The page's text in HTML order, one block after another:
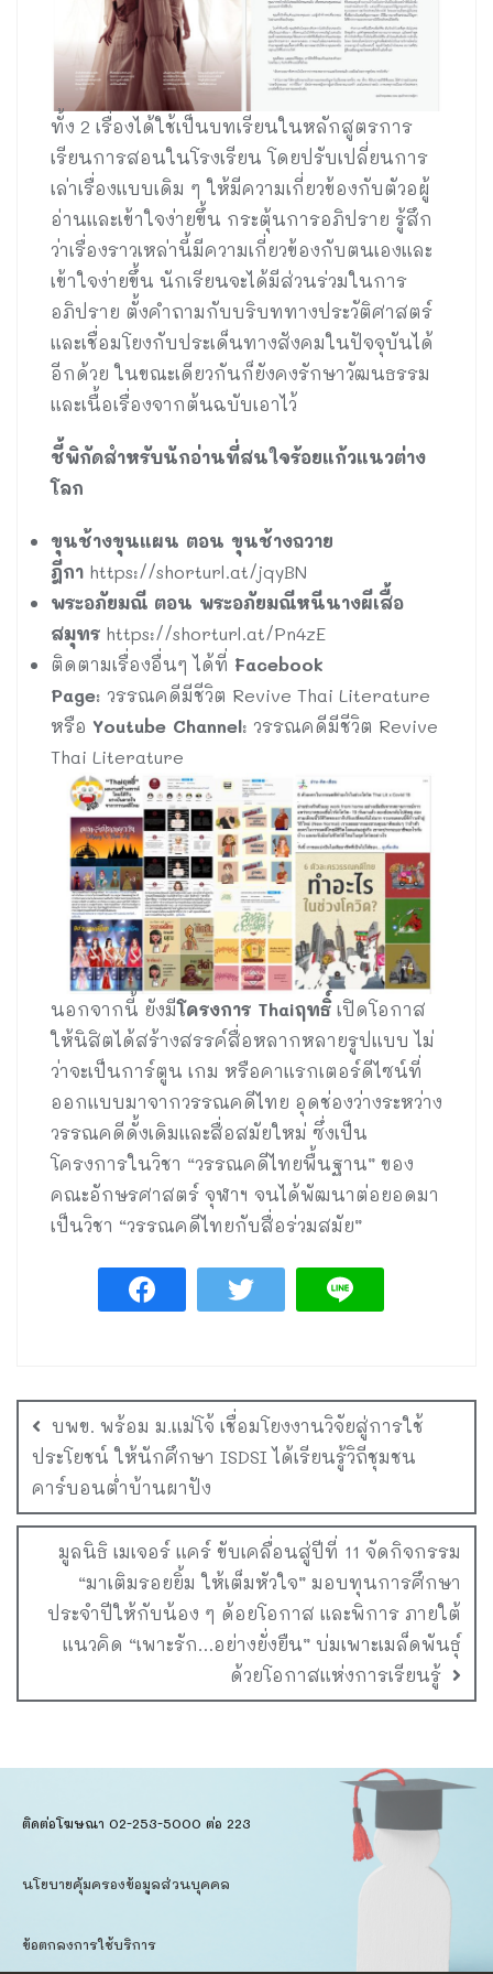
ทั้ง 2 เรื่องได้ใช้เป็นบทเรียนในหลักสูตรการ
เรียนการสอนในโรงเรียน โดยปรับเปลี่ยนการ
เล่าเรื่องแบบเดิม ๆ ให้มีความเกี่ยวข้องกับตัวอผู้
อ่านและเข้าใจง่ายขึ้น กระตุ้นการอภิปราย รู้สึก
ว่าเรื่องราวเหล่านี้มีความเกี่ยวข้องกับตนเองและ
เข้าใจง่ายขึ้น นักเรียนจะได้มีส่วนร่วมในการ
อภิปราย ตั้งคำถามกับบริบททางประวัติศาสตร์
และเชื่อมโยงกับประเด็นทางสังคมในปัจจุบันได้
อีกด้วย ในขณะเดียวกันก็ยังคงรักษาวัฒนธรรม
และเนื้อเรื่องจากต้นฉบับเอาไว้
ชี้พิกัดสำหรับนักอ่านที่สนใจร้อยแก้วแนวต่าง
โลก
ขุนช้างขุนแผน ตอน ขุนช้างถวาย
ฎีกา https://shorturl.at/jqyBN
พระอภัยมณี ตอน พระอภัยมณีหนีนางผีเสื้อ
สมุทร https://shorturl.at/Pn4zE
ติดตามเรื่องอื่นๆ ได้ที่ Facebook
Page: วรรณคดีมีชีวิต Revive Thai Literature
หรือ Youtube Channel: วรรณคดีมีชีวิต Revive
Thai Literature
นอกจากนี้ ยังมีโครงการ Thaiฤทธิ์เปิดโอกาส
ให้นิสิตได้สร้างสรรค์สื่อหลากหลายรูปแบบ ไม่
ว่าจะเป็นการ์ตูน เกม หรือคาแรกเตอร์ดีไซน์ที่
ออกแบบมาจากวรรณคดีไทย อุดช่องว่างระหว่าง
วรรณคดีดั้งเดิมและสื่อสมัยใหม่ ซึ่งเป็น
โครงการในวิชา “วรรณคดีไทยพื้นฐาน” ของ
คณะอักษรศาสตร์ จุฬาฯ จนได้พัฒนาต่อยอดมา
เป็นวิชา “วรรณคดีไทยกับสื่อร่วมสมัย”
บพข. พร้อม ม.แม่โจ้ เชื่อมโยงงานวิจัยสู่การใช้
ประโยชน์ ให้นักศึกษา ISDSI ได้เรียนรู้วิถีชุมชน
คาร์บอนต่ำบ้านผาปัง
มูลนิธิ เมเจอร์ แคร์ ขับเคลื่อนสู่ปีที่ 11 จัดกิจกรรม
“มาเติมรอยยิ้ม ให้เต็มหัวใจ” มอบทุนการศึกษา
ประจำปีให้กับน้อง ๆ ด้อยโอกาส และพิการ ภายใต้
แนวคิด “เพาะรัก…อย่างยั่งยืน” บ่มเพาะเมล็ดพันธุ์
ด้วยโอกาสแห่งการเรียนรู้
ติดต่อโฆษณา 02-253-5000​ ต่อ 223
นโยบายคุ้มครองข้อมูลส่วนบุคคล​
ข้อตกลงการใช้บริการ